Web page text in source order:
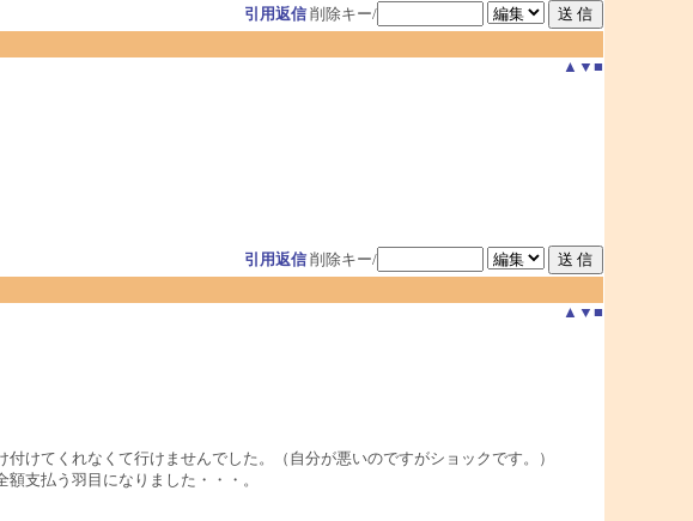
引用返信 削除キー/
▲ ▼ ■
引用返信 削除キー/
▲ ▼ ■
けてくれなくて行けませんでした。（自分が悪いのですがショックです。）
支払う羽目になりました・・・。